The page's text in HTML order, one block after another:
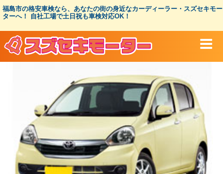
コ
ン
ツ
福島市の格安車検なら、あなたの街の身近なカーディーラー・スズセキモー
ターへ！ 自社工場で土日祝も車検対応OK！